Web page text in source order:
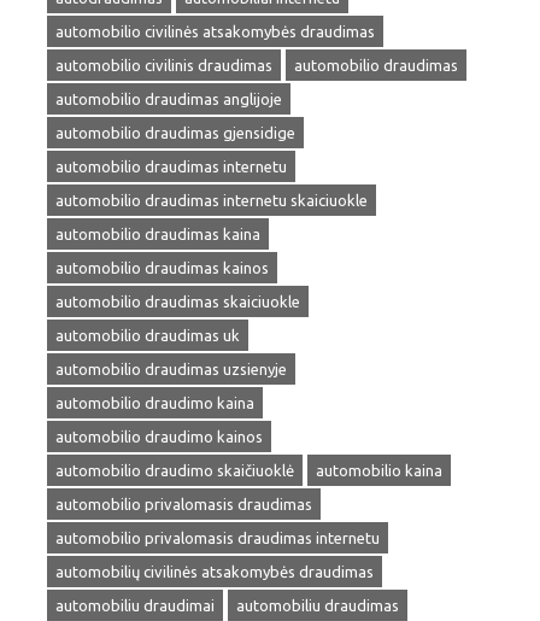
automobilio civilinės atsakomybės draudimas
automobilio civilinis draudimas
automobilio draudimas
automobilio draudimas anglijoje
automobilio draudimas gjensidige
automobilio draudimas internetu
automobilio draudimas internetu skaiciuokle
automobilio draudimas kaina
automobilio draudimas kainos
automobilio draudimas skaiciuokle
automobilio draudimas uk
automobilio draudimas uzsienyje
automobilio draudimo kaina
automobilio draudimo kainos
automobilio draudimo skaičiuoklė
automobilio kaina
automobilio privalomasis draudimas
automobilio privalomasis draudimas internetu
automobilių civilinės atsakomybės draudimas
automobiliu draudimai
automobiliu draudimas